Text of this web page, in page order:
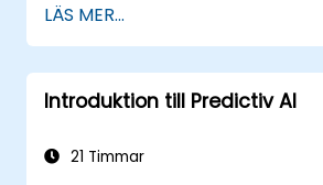
Utföra utforskande
datapreparering med
Använda neurala nätverk
modelleringssyften.
affärsprognoser, inklusive
LÄS MER...
Introduktion till Predictiv AI
21 Timmar